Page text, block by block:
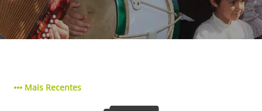
Mais Recentes